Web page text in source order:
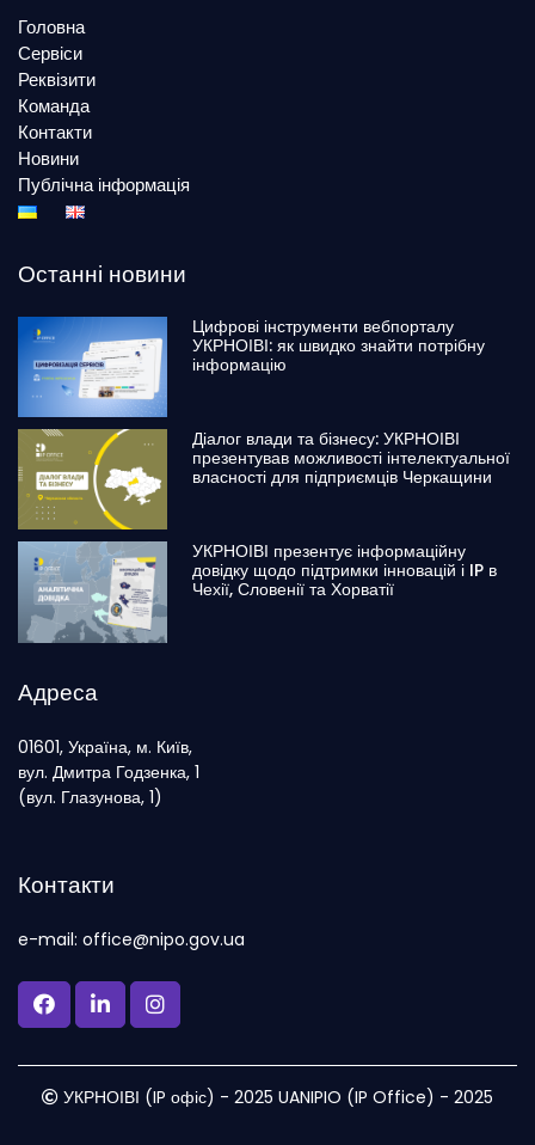
Головна
Сервіси
Реквізити
Команда
Контакти
Новини
Публічна інформація
Останні новини
Цифрові інструменти вебпорталу
УКРНОІВІ: як швидко знайти потрібну
інформацію
Діалог влади та бізнесу: УКРНОІВІ
презентував можливості інтелектуальної
власності для підприємців Черкащини
УКРНОІВІ презентує інформаційну
довідку щодо підтримки інновацій і IP в
Чехії, Словенії та Хорватії
Адреса
01601, Україна, м. Київ,
вул. Дмитра Годзенка, 1
(вул. Глазунова, 1)
Контакти
e-mail: office@nipo.gov.ua
УКРНОІВІ (IP офіс) - 2025 UANIPIO (IP Office) - 2025